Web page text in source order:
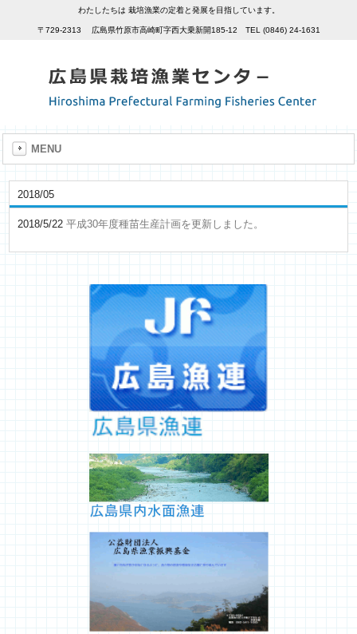
わたしたちは 栽培漁業の定着と発展を目指しています。
〒729-2313 広島県竹原市高崎町字西大乗新開185-12 TEL (0846) 24-1631
MENU
2018/05
2018/5/22 平成30年度種苗生産計画を更新しました。